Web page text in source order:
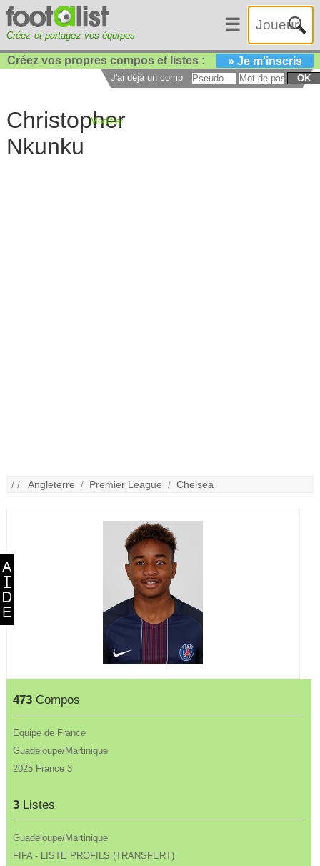
Créez et partagez vos équipes
☰
Créez vos propres compos et listes : » Je m'inscris
J'ai déjà un compte : OK
Christopher
Nkunku
Modifier
/ /Angleterre / Premier League /Chelsea
473 Compos
Equipe de France
Guadeloupe/Martinique
2025 France 3
3 Listes
Guadeloupe/Martinique
FIFA - LISTE PROFILS (TRANSFERT)